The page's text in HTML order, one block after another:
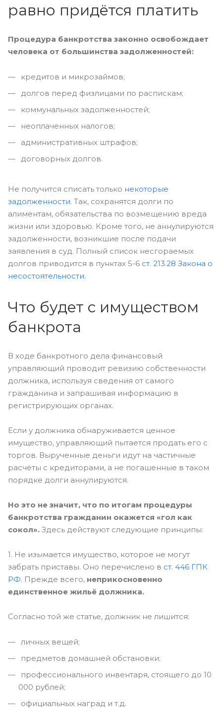
равно придётся платить
Процедура банкротства законно освобождает
человека от большинства задолженностей:
кредитов и микрозаймов;
долгов перед физлицами по распискам;
коммунальных задолженностей;
неоплаченных налогов;
административных штрафов;
договорных долгов.
Не получится списать только некоторые
задолженности. Так, сохранятся долги по
алиментам, обязательства по возмещению вреда
жизни или здоровью. Кроме того, не аннулируются
задолженности, возникшие после подачи
заявления в суд. Полный список несгораемых
долгов приводится в пунктах 5-6 ст. 213.28 Закона о
несостоятельности.
Что будет с имуществом
банкрота
В ходе банкротного дела финансовый
управляющий проводит ревизию собственности
должника, используя сведения от самого
гражданина и запрашивая информацию в
регистрирующих органах.
Если у должника обнаруживается ценное
имущество, управляющий пытается продать его с
торгов. Вырученные деньги идут на частичные
расчёты с кредиторами, а не погашенные в таком
порядке долги аннулируются.
Но это не значит, что по итогам процедуры
банкротства гражданин окажется «гол как
сокол». Здесь действуют следующие принципы:
1. Не изымается имущество, которое не могут
забрать приставы. Оно перечислено в ст. 446 ГПК
РФ. Прежде всего, неприкосновенно
единственное жильё должника.
Согласно той же статье, должник не лишится:
личных вещей;
предметов домашней обстановки;
профессионального инвентаря, стоящего до 10
000 рублей;
официальных наград и т.д.